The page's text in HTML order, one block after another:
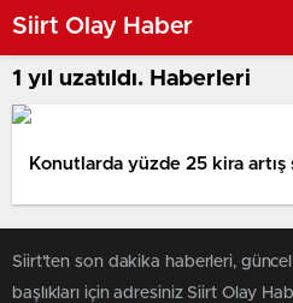
Siirt Olay Haber
1 yıl uzatıldı. Haberleri
Konutlarda yüzde 25 kira artış
Siirt'ten son dakika haberleri,
başlıkları için adresiniz Siirt Olay